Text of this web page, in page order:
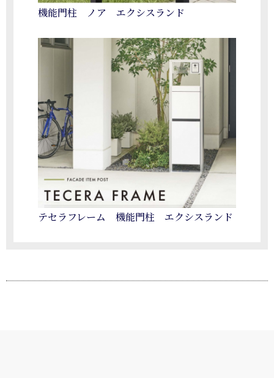
機能門柱 ノア エクシスランド
テセラフレーム 機能門柱 エクシスランド